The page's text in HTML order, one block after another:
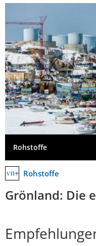
Rohstoffe
Rohstoffe
Grönland: Die